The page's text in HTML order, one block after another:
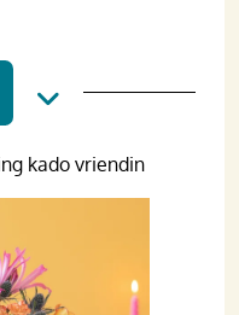
kado vriendin